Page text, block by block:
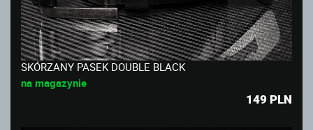
SKÓRZANY PASEK DOUBLE BLACK
na magazynie
149 PLN